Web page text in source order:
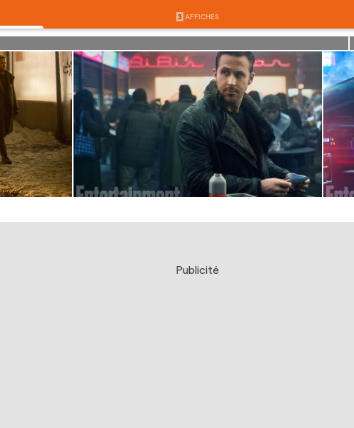
3 AFFICHES
Publicité